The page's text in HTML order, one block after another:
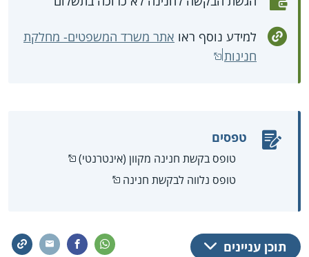
למידע נוסף ראו אתר משרד המשפטים- מחלקת
חנינות
טפסים
טופס בקשת חנינה מקוון (אינטרנטי)
טופס נלווה לבקשת חנינה
תוכן עניינים